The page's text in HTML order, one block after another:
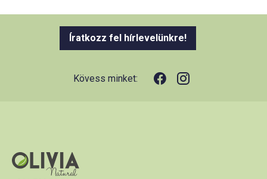
Íratkozz fel hírlevelünkre!
Kövess minket: